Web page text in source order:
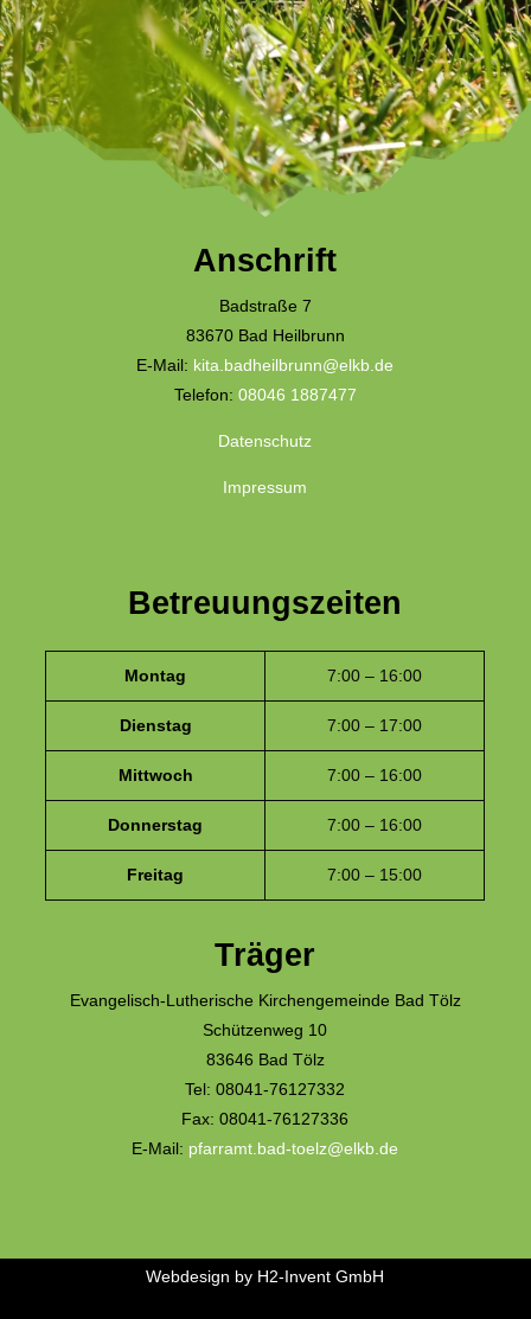
Anschrift
Badstraße 7
83670 Bad Heilbrunn
E-Mail: kita.badheilbrunn@elkb.de
Telefon: 08046 1887477
Datenschutz
Impressum
Betreuungszeiten
Montag 7:00 – 16:00
Dienstag 7:00 – 17:00
Mittwoch 7:00 – 16:00
Donnerstag 7:00 – 16:00
Freitag 7:00 – 15:00
Träger
Evangelisch-Lutherische Kirchengemeinde Bad Tölz
Schützenweg 10
83646 Bad Tölz
Tel: 08041-76127332
Fax: 08041-76127336
E-Mail: pfarramt.bad-toelz@elkb.de
Webdesign by H2-Invent GmbH